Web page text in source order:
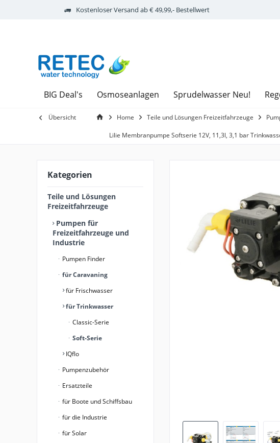
Kostenloser Versand ab € 49,99,- Bestellwert
BIG Deal's Osmoseanlagen Sprudelwasser Neu!
Übersicht Home Teile und Lösungen Freizeitfahrzeuge
Lilie Membranpumpe Softserie 12V, 11,3l, 3,1 bar
Kategorien
Teile und Lösungen
Freizeitfahrzeuge
Pumpen für
Freizeitfahrzeuge und
Industrie
Pumpen Finder
für Caravaning
für Frischwasser
für Trinkwasser
Classic-Serie
Soft-Serie
IQflo
Pumpenzubehör
Ersatzteile
für Boote und Schiffsbau
für die Industrie
für Solar